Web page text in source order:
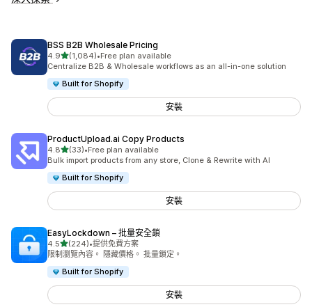
BSS B2B Wholesale Pricing
4.9滿分 5 顆星
(1,084)
共有 1084 則評價
•Free plan available
Centralize B2B & Wholesale workflows as an all-in-one solution
Built for Shopify
安裝
ProductUpload.ai Copy Products
4.8滿分 5 顆星
(33)
共有 33 則評價
•Free plan available
Bulk import products from any store, Clone & Rewrite with AI
Built for Shopify
安裝
EasyLockdown – 批量安全鎖
4.5滿分 5 顆星
(224)
共有 224 則評價
•提供免費方案
限制瀏覽內容。 隱藏價格。 批量鎖定。
Built for Shopify
安裝